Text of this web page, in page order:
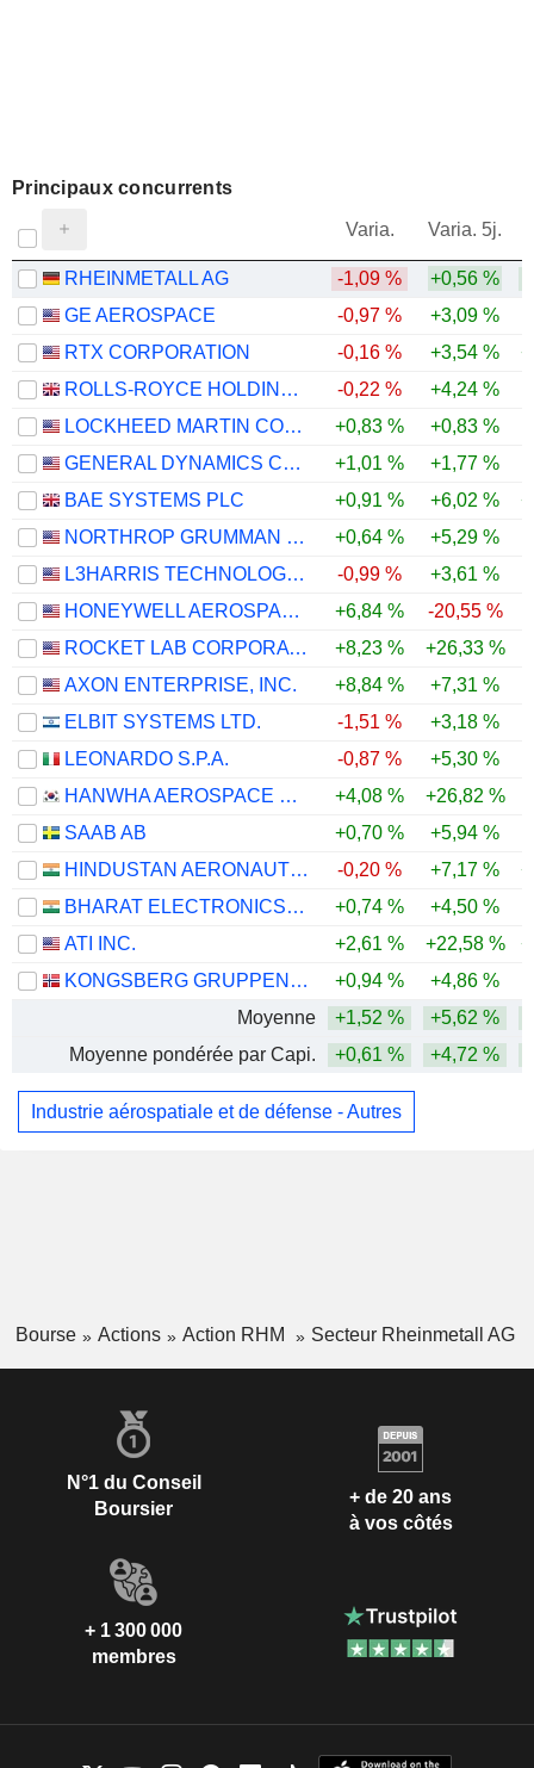
Principaux concurrents
Varia. Varia. 5j.
RHEINMETALL AG
-1,09 % +0,56 %
GE AEROSPACE
-0,97 % +3,09 %
RTX CORPORATION
-0,16 % +3,54 %
ROLLS-ROYCE HOLDINGS PLC
-0,22 % +4,24 %
LOCKHEED MARTIN CORPORATION
+0,83 % +0,83 %
GENERAL DYNAMICS CORPORATION
+1,01 % +1,77 %
BAE SYSTEMS PLC
+0,91 % +6,02 %
NORTHROP GRUMMAN CORPORATION
+0,64 % +5,29 %
L3HARRIS TECHNOLOGIES, INC.
-0,99 % +3,61 %
HONEYWELL AEROSPACE INC.
+6,84 % -20,55 %
ROCKET LAB CORPORATION
+8,23 % +26,33 %
AXON ENTERPRISE, INC.
+8,84 % +7,31 %
ELBIT SYSTEMS LTD.
-1,51 % +3,18 %
LEONARDO S.P.A.
-0,87 % +5,30 %
HANWHA AEROSPACE CO., LTD.
+4,08 % +26,82 %
SAAB AB
+0,70 % +5,94 %
HINDUSTAN AERONAUTICS LIMITED
-0,20 % +7,17 %
BHARAT ELECTRONICS LIMITED
+0,74 % +4,50 %
ATI INC.
+2,61 % +22,58 %
KONGSBERG GRUPPEN ASA
+0,94 % +4,86 %
Moyenne
+1,52 % +5,62 %
Moyenne pondérée par Capi.
+0,61 % +4,72 %
Industrie aérospatiale et de défense - Autres
Bourse Actions Action RHM Secteur Rheinmetall AG
N°1 du Conseil
Boursier
+ de 20 ans
à vos côtés
+ 1 300 000
membres